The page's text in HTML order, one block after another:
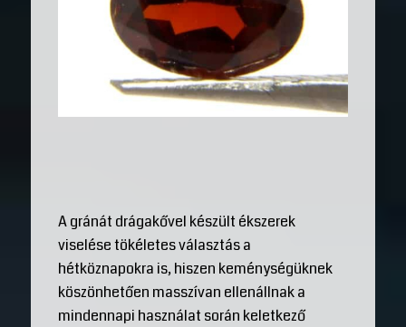
A gránát drágakővel készült ékszerek
viselése tökéletes választás a
hétköznapokra is, hiszen keménységüknek
köszönhetően masszívan ellenállnak a
mindennapi használat során keletkező